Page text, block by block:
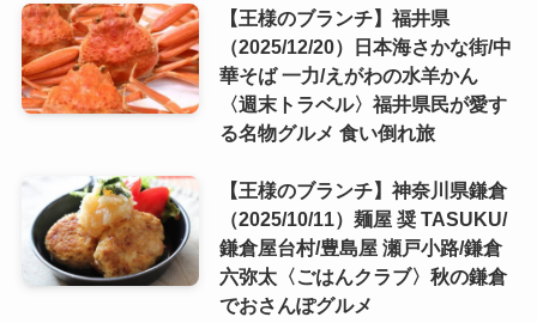
【王様のブランチ】福井県
（2025/12/20）日本海さかな街/中
華そば 一力/えがわの水羊かん
〈週末トラベル〉福井県民が愛す
る名物グルメ 食い倒れ旅
【王様のブランチ】神奈川県鎌倉
（2025/10/11）麺屋 奨 TASUKU/
鎌倉屋台村/豊島屋 瀬戸小路/鎌倉
六弥太〈ごはんクラブ〉秋の鎌倉
でおさんぽグルメ